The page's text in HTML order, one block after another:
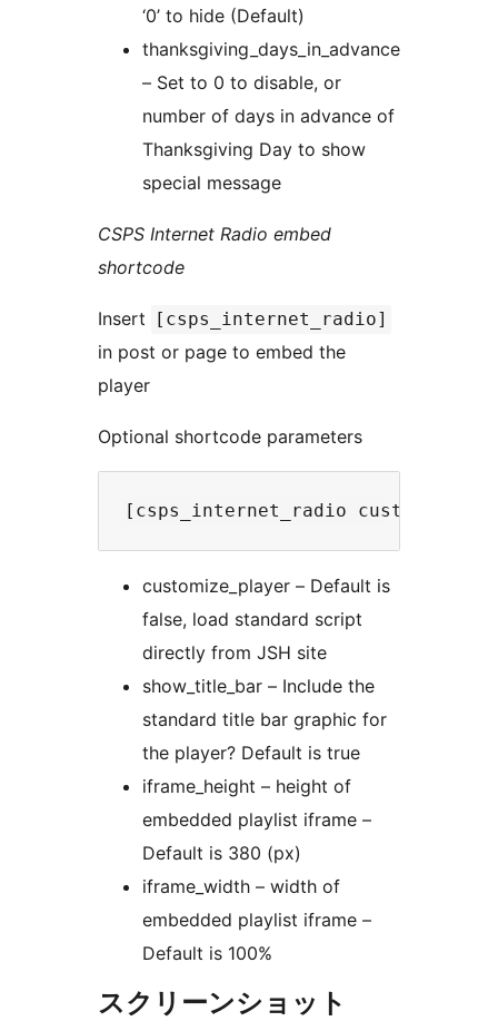
‘0’ to hide (Default)
thanksgiving_days_in_advance
– Set to 0 to disable, or
number of days in advance of
Thanksgiving Day to show
special message
CSPS Internet Radio embed
shortcode
Insert [csps_internet_radio]
in post or page to embed the
player
Optional shortcode parameters
customize_player – Default is
false, load standard script
directly from JSH site
show_title_bar – Include the
standard title bar graphic for
the player? Default is true
iframe_height – height of
embedded playlist iframe –
Default is 380 (px)
iframe_width – width of
embedded playlist iframe –
Default is 100%
スクリーンショット